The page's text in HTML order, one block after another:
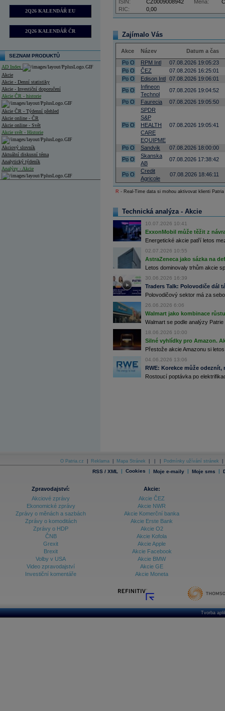
2Q26 KALENDÁŘ EU
2Q26 KALENDÁŘ ČR
SEZNAM PRODUKTŮ
AD Index
Akcie
Akcie - Denní statistiky
Akcie - Investiční doporučení
Akcie ČR - historie
Akcie ČR - Týdenní přehled
Akcie online - ČR
Akcie online - Svět
Akcie svět - Historie
Akciový slovník
Aktuální diskusní téma
Analytický týdeník
Analýzy - Akcie
Databanka - Ekonomický růst
Databanka - Indexy
Databanka - Měnové kurzy
Databanka - Trh práce
Databanka - Úrokové sazby
Databanka - Veřejné rozpočty
Databanka akcie - Svět
RIC: 0,00
ISIN: CZ0009008942 Měna:
Zajímalo Vás
Akce Název
Datum a čas
Po O RPM Intl
07.08.2026 19:05:23
Po O ČEZ
07.08.2026 16:25:01
Po O Edison Intl 07.08.2026 19:06:01
Po O
Infineon
Technol
07.08.2026 19:04:52
Po O Faurecia 07.08.2026 19:05:50
Po O
SPDR
S&P
HEALTH
CARE
EQUIPME
07.08.2026 19:05:41
Po O Sandvik
07.08.2026 18:00:00
Po O
Skanska
AB
07.08.2026 17:38:42
Po O
Credit
Agricole
07.08.2026 18:46:11
R - Real-Time data si mohou aktivovat klienti
Technická analýza - Akcie
10.07.2026 10:41
ExxonMobil může těžit z
Energetické akcie patří letos
02.07.2026 10:55
AstraZeneca jako sázka na
Letos dominovaly trhům akcie
30.06.2026 16:39
Traders Talk: Polovodiče dál
Polovodičový sektor má za
26.06.2026 6:06
Walmart jako kombinace
Walmart se podle analýzy
18.06.2026 10:00
Silné vyhlídky pro Amazon.
Přestože akcie Amazonu si
04.06.2026 13:06
RWE: Korekce může
Rostoucí poptávka po
O Patria.cz Reklama Mapa Stránek Podmínky užívání stránek
RSS / XML | Cookies | Moje e-maily | Moje sms |
Zpravodajství:
Akciové zprávy
Ekonomické zprávy
Zprávy o měnách a sazbách
Zprávy o komoditách
Zprávy o HDP
ČNB
Grexit
Brexit
Volby v USA
Video zpravodajství
Investiční komentáře
Akcie:
Akcie ČEZ
Akcie NWR
Akcie Komerční banka
Akcie Erste Bank
Akcie O2
Akcie Kofola
Akcie Apple
Akcie Facebook
Akcie BMW
Akcie GE
Akcie Moneta
Tvorba